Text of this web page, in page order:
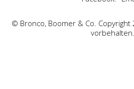
© Bronco, Boomer & Co. Copyright
vorbehalten.